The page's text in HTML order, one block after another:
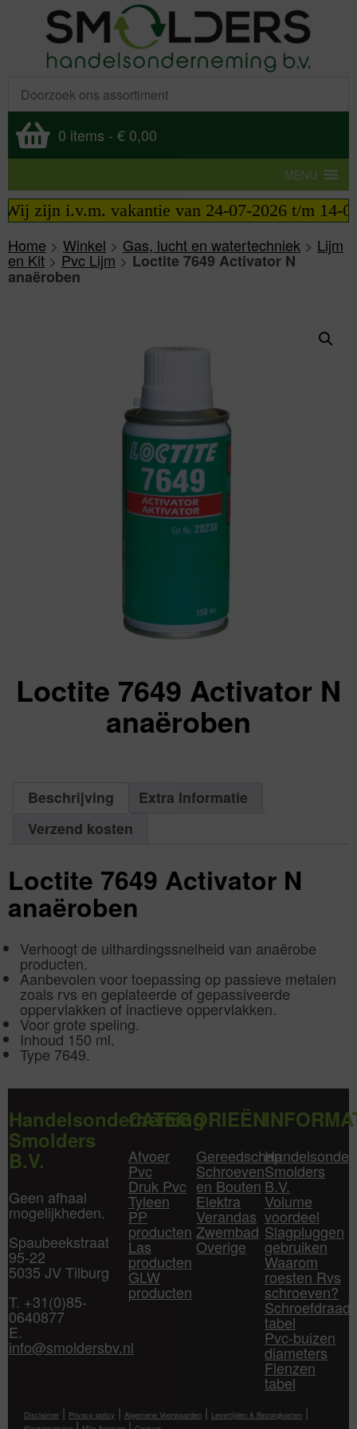
0 items - € 0,00
MENU
i.v.m. vakantie van 24-07-2026 t/m 14-08-
Home > Winkel > Gas, lucht en watertechniek > Lijm
en Kit> Pvc Lijm >Loctite 7649 Activator N
anaëroben
Loctite 7649 Activator N
anaëroben
Beschrijving
Extra Informatie
Verzend kosten
Loctite 7649 Activator N
anaëroben
Verhoogt de uithardingssnelheid van anaërobe
producten.
Aanbevolen voor toepassing op passieve metalen
zoals rvs en geplateerde of gepassiveerde
oppervlakken of inactieve oppervlakken.
Voor grote speling.
Inhoud 150 ml.
Type 7649.
Handelsonderneming
Smolders
B.V.
Geen afhaal
mogelijkheden.
Spaubeekstraat
95-22
5035 JV Tilburg
T. +31(0)85-
0640877
E.
info@smoldersbv.nl
CATEGORIEËN
Afvoer
Pvc
Druk Pvc
Tyleen
PP
producten
Las
producten
GLW
producten
Gereedschap
Schroeven
en Bouten
Elektra
Verandas
Zwembad
Overige
Smolders
B.V.
Volume
voordeel
Slagpluggen
gebruiken
Waarom
roesten Rvs
schroeven?
Schroefdraad
tabel
Pvc-buizen
diameters
Flenzen
tabel
Disclaimer | Privacy policy | Algemene Voorwaarden | Levertijden & Bezorgkosten |